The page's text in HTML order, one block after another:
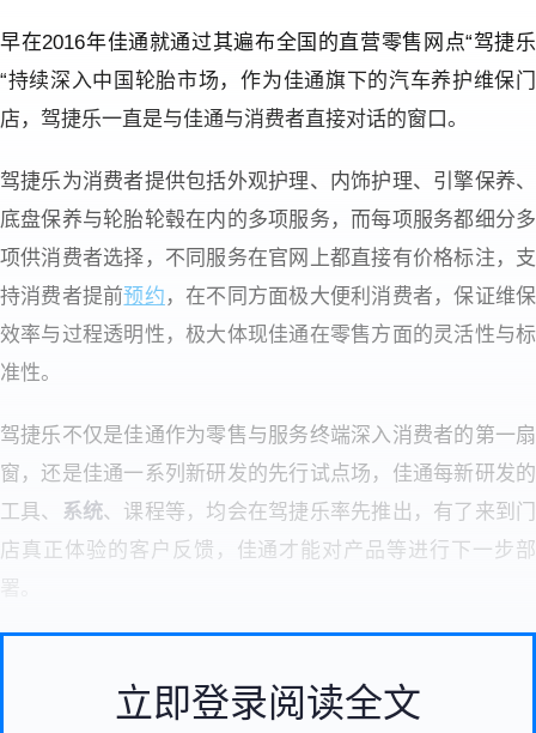
早在2016年佳通就通过其遍布全国的直营零售网点“驾捷乐
“持续深入中国轮胎市场，作为佳通旗下的汽车养护维保门
店，驾捷乐一直是与佳通与消费者直接对话的窗口。
驾捷乐为消费者提供包括外观护理、内饰护理、引擎保养、
底盘保养与轮胎轮毂在内的多项服务，而每项服务都细分多
项供消费者选择，不同服务在官网上都直接有价格标注，支
持消费者提前预约 ，在不同方面极大便利消费者，保证维保
效率与过程透明性，极大体现佳通在零售方面的灵活性与标
准性。
驾捷乐不仅是佳通作为零售与服务终端深入消费者的第一扇
窗，还是佳通一系列新研发的先行试点场，佳通每新研发的
工具、
系统、课程等，均会在驾捷乐率先推出，有了来到门
店真正体验的客户反馈，佳通才能对产品等进行下一步部
立即登录阅读全文